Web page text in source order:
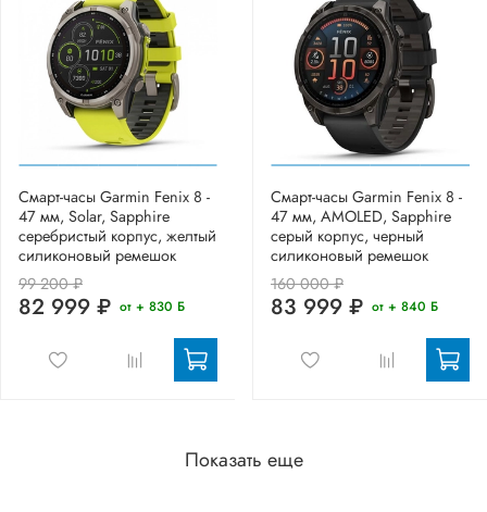
Смарт-часы Garmin Fenix 8 -
47 мм, Solar, Sapphire
серебристый корпус, желтый
силиконовый ремешок
99 200 ₽
82 999 ₽ от + 830 Б
Смарт-часы Garmin Fenix 8 -
47 мм, AMOLED, Sapphire
серый корпус, черный
силиконовый ремешок
160 000 ₽
83 999 ₽ от + 840 Б
Показать еще